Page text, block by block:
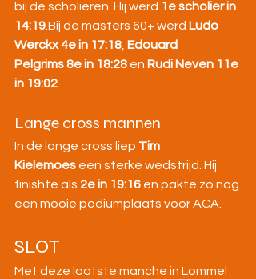
bij de scholieren. Hij werd 1e scholier in
14:19.Bij de masters 60+ werd Ludo
Werckx4e in 17:18, Edouard
Pelgrims8e in 18:28 en Rudi Neven 11e
in 19:02.
Lange cross mannen
In de lange cross liep Tim
Kielemoes een sterke wedstrijd. Hij
finishte als 2e in 19:16 en pakte zo nog
een mooie podiumplaats voor ACA.
SLOT
Met deze laatste manche in Lommel